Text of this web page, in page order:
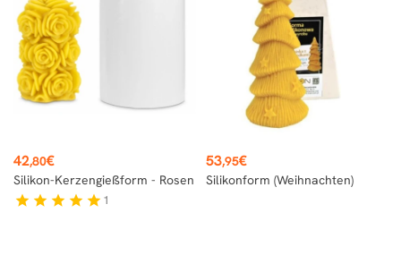
Preis
42,80€
Silikon-Kerzengießform - Rosen
star star star star star 1
Preis
53,95€
Silikonform (Weihnachten)